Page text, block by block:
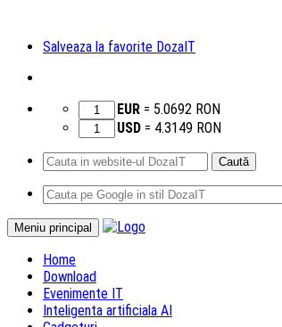
Salveaza la favorite DozaIT
EUR = 5.0692 RON
USD = 4.3149 RON
Caută
după:
Meniu principal
Sari
Home
Download
Evenimente IT
Inteligenta artificiala AI